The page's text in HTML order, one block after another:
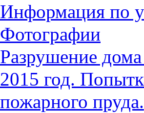
Информация по
Фотографии
Разрушение
2015 год.
пожарного пруда.